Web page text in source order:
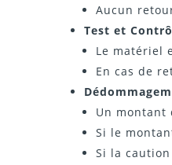
Aucun
Test et
Le matériel
En cas de
Un
Si le
Si la